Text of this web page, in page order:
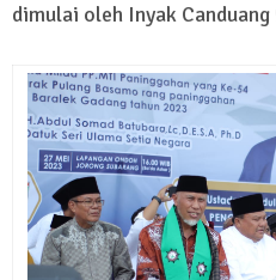
dimulai oleh Inyak